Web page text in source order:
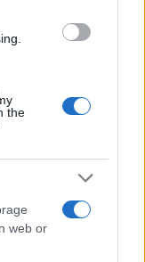
the
web or
2026: Veicoli
Vigezzo, Val
container